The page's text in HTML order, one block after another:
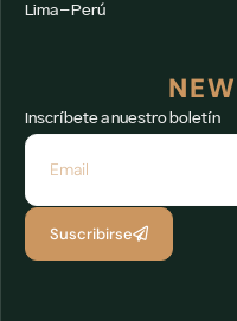
Lima – Perú
Inscríbete a nuestro boletín
Suscribirse